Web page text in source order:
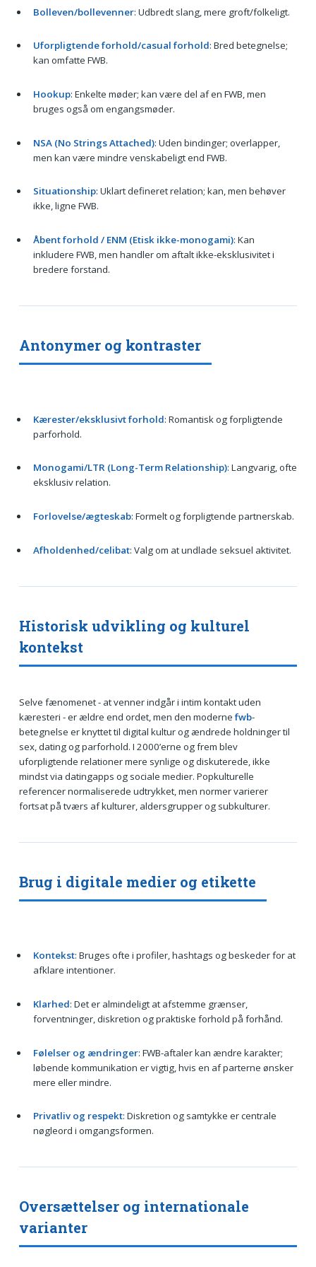
Bolleven/bollevenner: Udbredt slang, mere groft/folkeligt.
Uforpligtende forhold/casual forhold: Bred betegnelse;
kan omfatte FWB.
Hookup: Enkelte møder; kan være del af en FWB, men
bruges også om engangsmøder.
NSA (No Strings Attached): Uden bindinger; overlapper,
men kan være mindre venskabeligt end FWB.
Situationship: Uklart defineret relation; kan, men behøver
ikke, ligne FWB.
Åbent forhold / ENM (Etisk ikke-monogami): Kan
inkludere FWB, men handler om aftalt ikke-eksklusivitet i
bredere forstand.
Antonymer og kontraster
Kærester/eksklusivt forhold: Romantisk og forpligtende
parforhold.
Monogami/LTR (Long-Term Relationship): Langvarig, ofte
eksklusiv relation.
Forlovelse/ægteskab: Formelt og forpligtende partnerskab.
Afholdenhed/celibat: Valg om at undlade seksuel aktivitet.
Historisk udvikling og kulturel
kontekst
Selve fænomenet - at venner indgår i intim kontakt uden
kæresteri - er ældre end ordet, men den modernefwb-
betegnelse er knyttet til digital kultur og ændrede holdninger til
sex, dating og parforhold. I 2000’erne og frem blev
uforpligtende relationer mere synlige og diskuterede, ikke
mindst via datingapps og sociale medier. Popkulturelle
referencer normaliserede udtrykket, men normer varierer
fortsat på tværs af kulturer, aldersgrupper og subkulturer.
Brug i digitale medier og etikette
Kontekst: Bruges ofte i profiler, hashtags og beskeder for at
afklare intentioner.
Klarhed: Det er almindeligt at afstemme grænser,
forventninger, diskretion og praktiske forhold på forhånd.
Følelser og ændringer: FWB-aftaler kan ændre karakter;
løbende kommunikation er vigtig, hvis en af parterne ønsker
mere eller mindre.
Privatliv og respekt: Diskretion og samtykke er centrale
nøgleord i omgangsformen.
Oversættelser og internationale
varianter